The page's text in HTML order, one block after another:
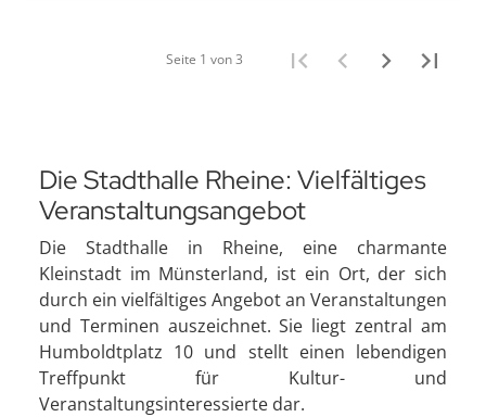
Seite 1 von 3
Die Stadthalle Rheine: Vielfältiges
Veranstaltungsangebot
Die Stadthalle in Rheine, eine charmante
Kleinstadt im Münsterland, ist ein Ort, der sich
durch ein vielfältiges Angebot an Veranstaltungen
und Terminen auszeichnet. Sie liegt zentral am
Humboldtplatz 10 und stellt einen lebendigen
Treffpunkt für Kultur- und
Veranstaltungsinteressierte dar.